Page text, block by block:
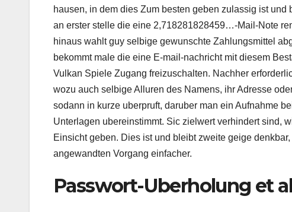
hausen, in dem dies Zum besten geben zulassig ist
an erster stelle die eine 2,718281828459…-Mail-Note
hinaus wahlt guy selbige gewunschte Zahlungsmittel
bekommt male die eine E-mail-nachricht mit diesem
Vulkan Spiele Zugang freizuschalten. Nachher
wozu auch selbige Alluren des Namens, ihr Adresse
sodann in kurze uberpruft, daruber man ein Aufnahme
Unterlagen ubereinstimmt. Sic zielwert verhindert sind,
Einsicht geben. Dies ist und bleibt zweite geige
angewandten Vorgang einfacher.
Passwort-Uberholung et